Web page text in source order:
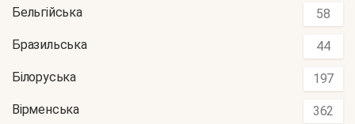
Бельгійська 58
Бразильська 44
Білоруська 197
Вірменська 362